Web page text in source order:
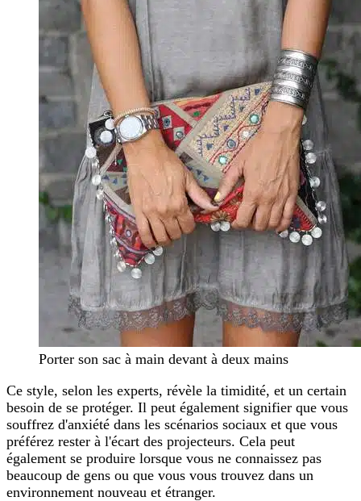
Porter son sac à main devant à deux mains
Ce style, selon les experts, révèle la timidité, et un certain
besoin de se protéger. Il peut également signifier que vous
souffrez d'anxiété dans les scénarios sociaux et que vous
préférez rester à l'écart des projecteurs. Cela peut
également se produire lorsque vous ne connaissez pas
beaucoup de gens ou que vous vous trouvez dans un
environnement nouveau et étranger.